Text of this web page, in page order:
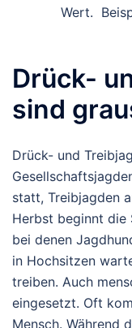
Wert.
Drück-
sind
Drück- und
statt, Treibjagden
Herbst beginnt die
bei denen
in Hochsitzen
treiben. Auch
eingesetzt. Oft
Mensch. Während